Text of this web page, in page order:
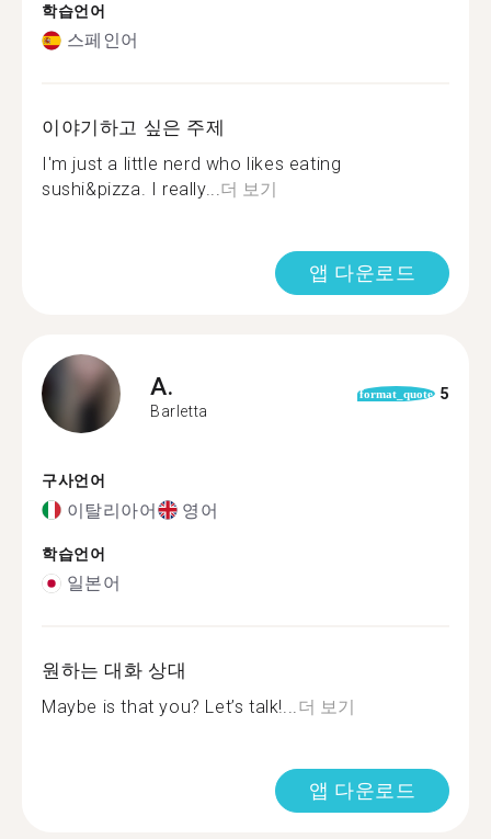
학습언어
스페인어
이야기하고 싶은 주제
I'm just a little nerd who likes eating
sushi&pizza. I really...더 보기
앱 다운로드
A.
Barletta
format_quote 5
구사언어
이탈리아어 영어
학습언어
일본어
원하는 대화 상대
Maybe is that you? Let’s talk!...더 보기
앱 다운로드